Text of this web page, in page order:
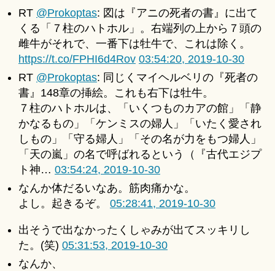
RT @Prokoptas: 図は『アニの死者の書』に出て
くる「７柱のハトホル」。右端列の上から７頭の
雌牛がそれで、一番下は牡牛で、これは除く。
https://t.co/FPHI6d4Rov 03:54:20, 2019-10-30
RT @Prokoptas: 同じくマイヘルベリの『死者の
書』148章の挿絵。これも右下は牡牛。
７柱のハトホルは、「いくつものカアの館」「静
かなるもの」「ケンミスの婦人」「いたく愛され
しもの」「守る婦人」「その名が力をもつ婦人」
「天の嵐」の名で呼ばれるという（『古代エジプ
ト神… 03:54:24, 2019-10-30
なんか体だるいなあ。筋肉痛かな。
よし。起きるぞ。 05:28:41, 2019-10-30
出そうで出なかったくしゃみが出てスッキリし
た。(笑) 05:31:53, 2019-10-30
なんか、